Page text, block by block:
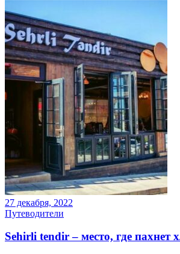
27 декабря, 2022
Путеводители
Sehirli tendir – место, где пахнет